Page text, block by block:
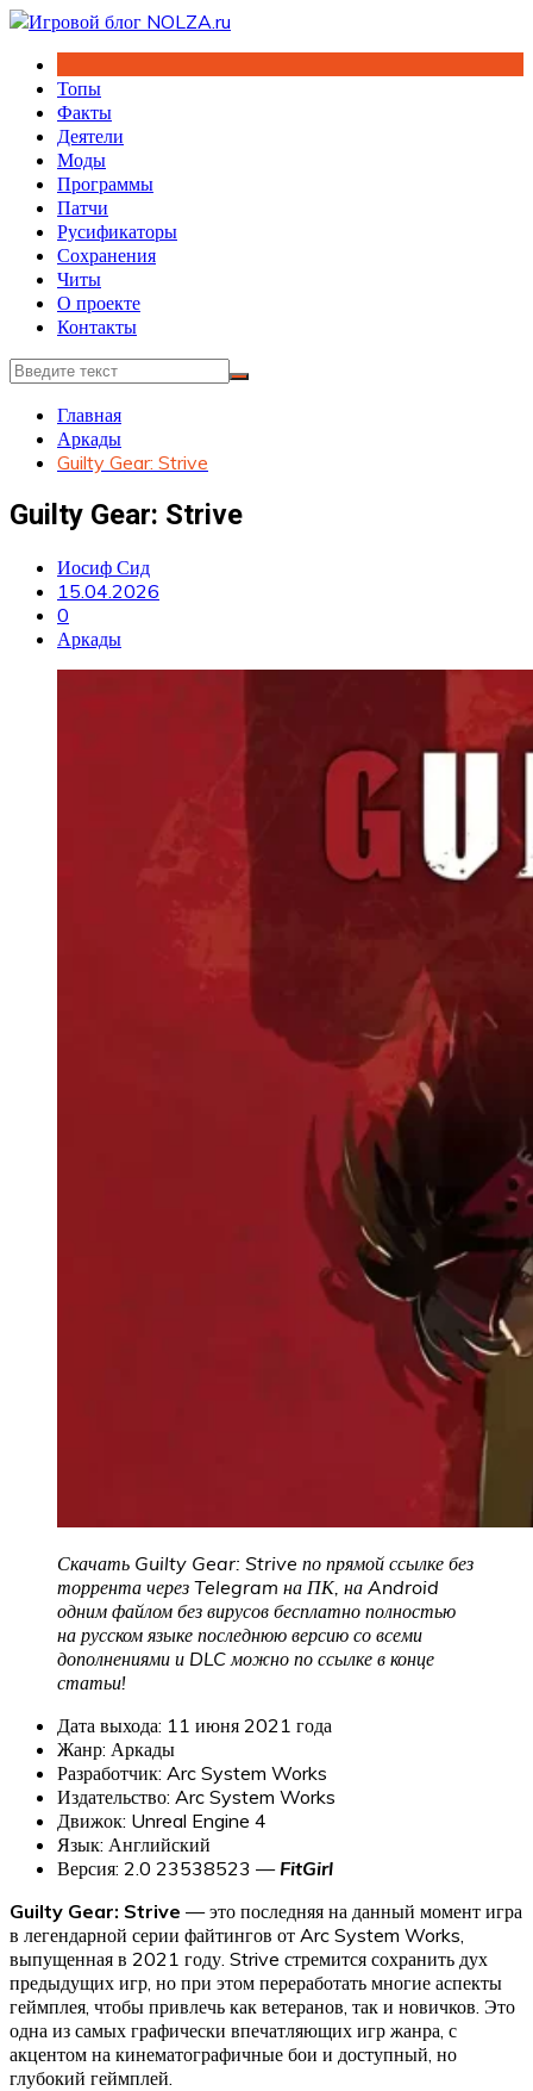
Перейти
содержимому
Топы
Факты
Деятели
Моды
Программы
Патчи
Русификаторы
Сохранения
Читы
О проекте
Контакты
Главная
Аркады
Guilty Gear: Strive
Guilty Gear: Strive
Иосиф Сид
15.04.2026
0
Аркады
Скачать Guilty Gear: Strive по прямой ссылке без
торрента через Telegram на ПК, на Android
одним файлом без вирусов бесплатно полностью
на русском языке последнюю версию со всеми
дополнениями и DLC можно по ссылке в конце
статьи!
Дата выхода: 11 июня 2021 года
Жанр: Аркады
Разработчик: Arc System Works
Издательство: Arc System Works
Движок: Unreal Engine 4
Язык: Английский
Версия: 2.0 23538523 — FitGirl
Guilty Gear: Strive — это последняя на данный момент игра
в легендарной серии файтингов от Arc System Works,
выпущенная в 2021 году. Strive стремится сохранить дух
предыдущих игр, но при этом переработать многие аспекты
геймплея, чтобы привлечь как ветеранов, так и новичков. Это
одна из самых графически впечатляющих игр жанра, с
акцентом на кинематографичные бои и доступный, но
глубокий геймплей.